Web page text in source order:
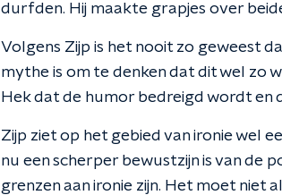
durfden. Hij maakte grapjes over
Volgens Zijp is het nooit zo geweest
mythe is om te denken dat dit wel zo
Hek dat de humor bedreigd wordt en
Zijp ziet op het gebied van ironie wel
nu een scherper bewustzijn is van de
grenzen aan ironie zijn. Het moet